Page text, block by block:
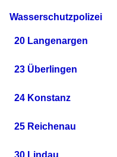
Wasserschutzpolizei
20 Langenargen
23 Überlingen
24 Konstanz
25 Reichenau